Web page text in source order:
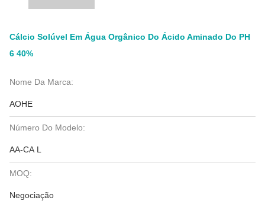
Cálcio Solúvel Em Água Orgânico Do Ácido Aminado Do PH
6 40%
Nome Da Marca:
AOHE
Número Do Modelo:
AA-CA L
MOQ:
Negociação